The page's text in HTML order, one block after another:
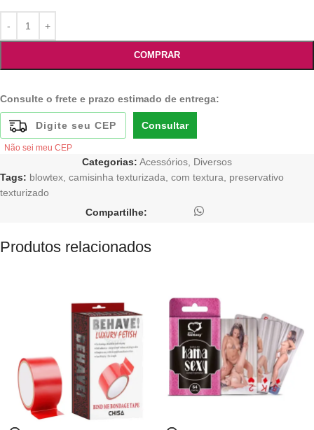
COMPRAR
Consulte o frete e prazo estimado de entrega:
Consultar
Não sei meu CEP
Categorias: Acessórios, Diversos
Tags: blowtex, camisinha texturizada, com textura, preservativo
texturizado
Compartilhe:
Produtos relacionados